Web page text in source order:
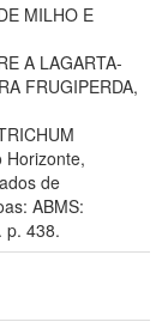
MILHO E
A LAGARTA-
FRUGIPERDA,
Horizonte,
de
ABMS:
p. 438.